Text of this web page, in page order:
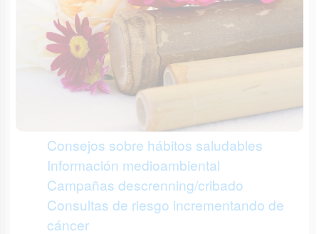
Consejos sobre hábitos saludables
Información medioambiental
Campañas descrenning/cribado
Consultas de riesgo incrementando de
cáncer